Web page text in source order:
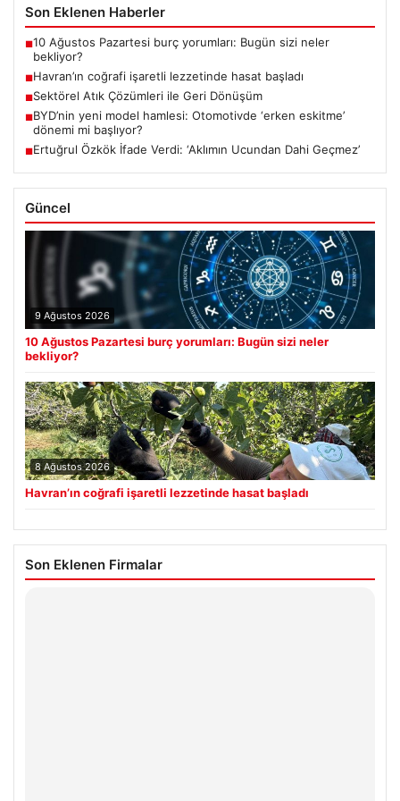
Son Eklenen Haberler
■10 Ağustos Pazartesi burç yorumları: Bugün sizi neler
bekliyor?
■Havran’ın coğrafi işaretli lezzetinde hasat başladı
■Sektörel Atık Çözümleri ile Geri Dönüşüm
■BYD’nin yeni model hamlesi: Otomotivde ‘erken eskitme’
dönemi mi başlıyor?
■Ertuğrul Özkök İfade Verdi: ‘Aklımın Ucundan Dahi Geçmez’
Güncel
9 Ağustos 2026
10 Ağustos Pazartesi burç yorumları: Bugün sizi neler
bekliyor?
8 Ağustos 2026
Havran’ın coğrafi işaretli lezzetinde hasat başladı
Son Eklenen Firmalar